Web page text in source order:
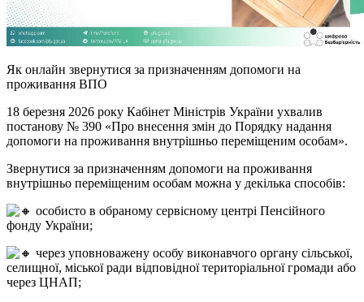
Як онлайн звернутися за призначенням допомоги на
проживання ВПО
18 березня 2026 року Кабінет Міністрів України ухвалив
постанову № 390 «Про внесення змін до Порядку надання
допомоги на проживання внутрішньо переміщеним особам».
Звернутися за призначенням допомоги на проживання
внутрішньо переміщеним особам можна у декілька способів:
особисто в обраному сервісному центрі Пенсійного
фонду України;
через уповноважену особу виконавчого органу сільської,
селищної, міської ради відповідної територіальної громади або
через ЦНАП;